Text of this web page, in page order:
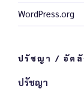
WordPress.org
ปรัชญา / อัต
ปรัชญา